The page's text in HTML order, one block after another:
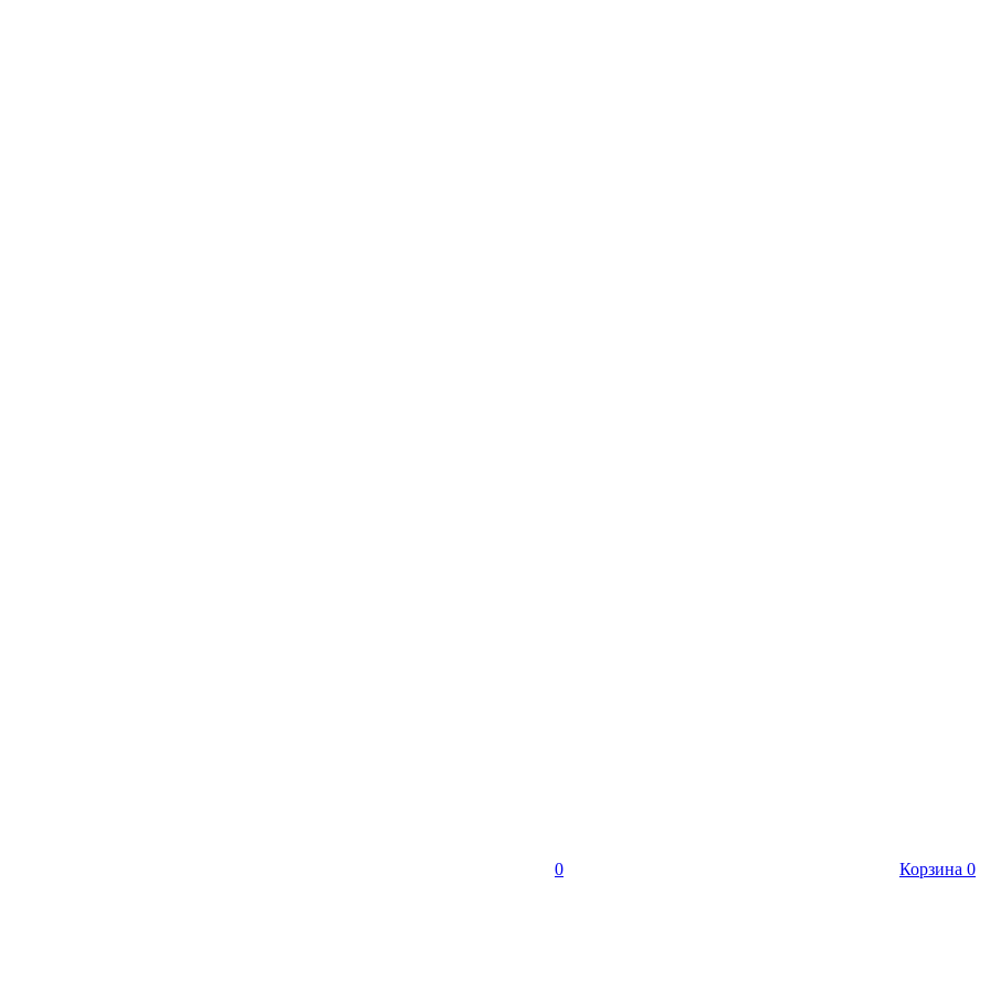
0 Корзина 0